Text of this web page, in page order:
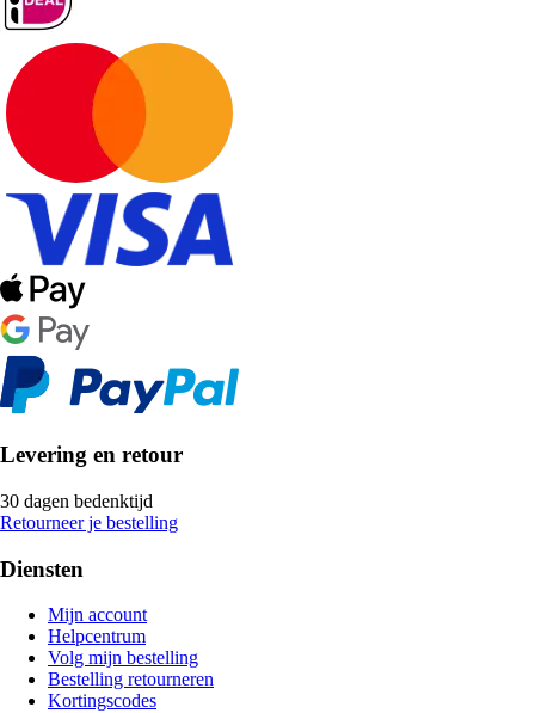
Levering en retour
30 dagen bedenktijd
Retourneer je bestelling
Diensten
Mijn account
Helpcentrum
Volg mijn bestelling
Bestelling retourneren
Kortingscodes